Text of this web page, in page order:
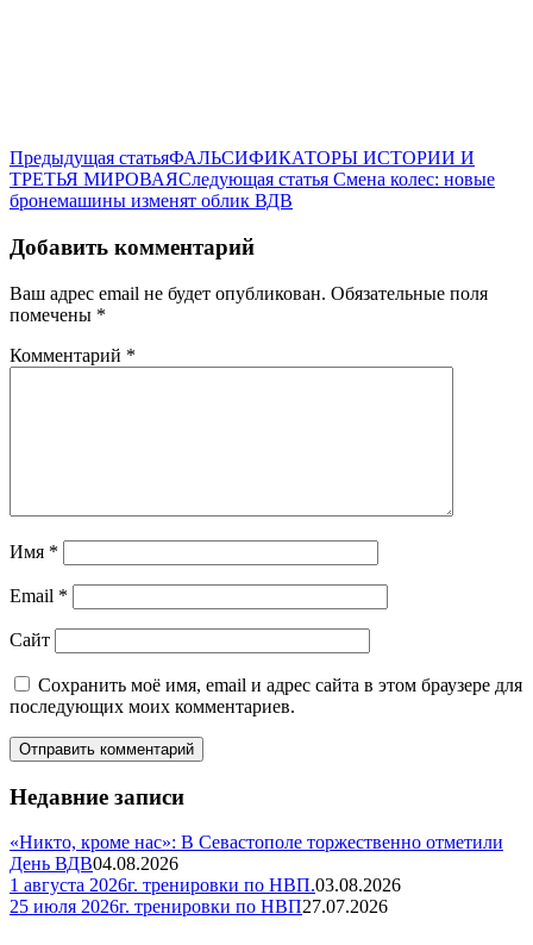
Предыдущая статьяФАЛЬСИФИКАТОРЫ ИСТОРИИ И
ТРЕТЬЯ МИРОВАЯСледующая статья Смена колес: новые
бронемашины изменят облик ВДВ
Добавить комментарий
Ваш адрес email не будет опубликован. Обязательные поля
помечены *
Комментарий *
Имя *
Email *
Сайт
Сохранить моё имя, email и адрес сайта в этом браузере для
последующих моих комментариев.
Недавние записи
«Никто, кроме нас»: В Севастополе торжественно отметили
День ВДВ04.08.2026
1 августа 2026г. тренировки по НВП.03.08.2026
25 июля 2026г. тренировки по НВП27.07.2026